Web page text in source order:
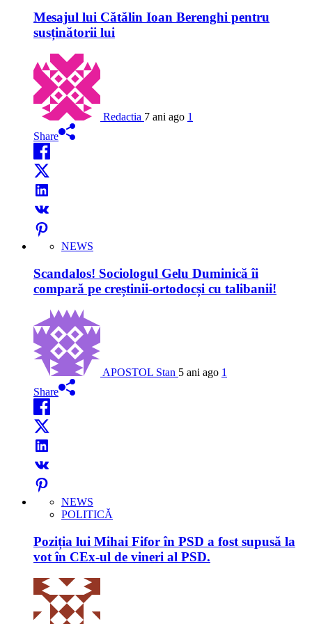
Mesajul lui Cătălin Ioan Berenghi pentru
susținătorii lui
Redactia 7 ani ago 1
Share
NEWS
Scandalos! Sociologul Gelu Duminică îi
compară pe creștinii-ortodocși cu talibanii!
APOSTOL Stan 5 ani ago 1
Share
NEWS
POLITICĂ
Poziția lui Mihai Fifor în PSD a fost supusă la
vot în CEx-ul de vineri al PSD.